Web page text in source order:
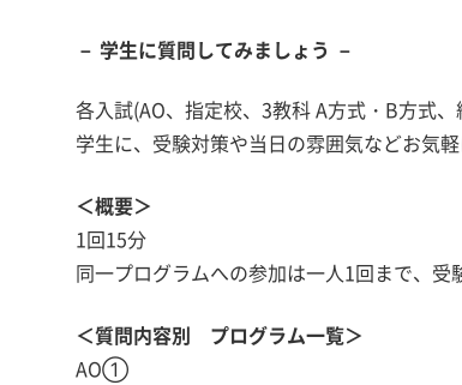
－ 学生に質問してみましょう －
各入試(AO、指定校、3教科 A方式・B方式
学生に、受験対策や当日の雰囲気などお気
＜概要＞
1回15分
同一プログラムへの参加は一人1回まで、受
＜質問内容別 プログラム一覧＞
AO①